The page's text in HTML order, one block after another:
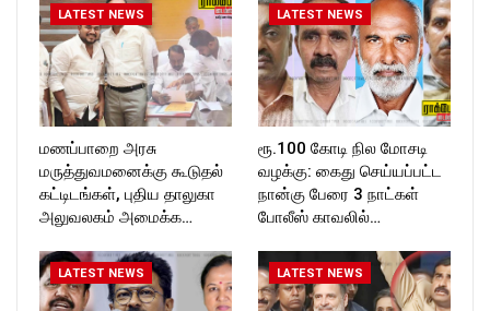
LATEST NEWS
மணப்பாறை அரசு
மருத்துவமனைக்கு கூடுதல்
கட்டிடங்கள், புதிய தாலுகா
அலுவலகம் அமைக்க…
LATEST NEWS
ரூ.100 கோடி நில மோசடி
வழக்கு: கைது செய்யப்பட்ட
நான்கு பேரை 3 நாட்கள்
போலீஸ் காவலில்…
LATEST NEWS LATEST NEWS